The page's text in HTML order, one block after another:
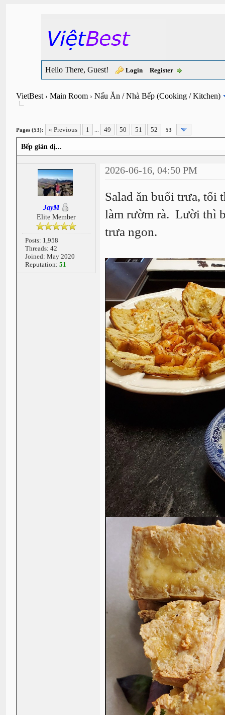
Hello There, Guest! Login Register
VietBest›Main Room ›Nấu Ăn / Nhà Bếp (Cooking / Kitchen)
Pages (53): « Previous 1 49 50 51 52 53
Bếp giản dị...
JayM
Elite Member
Posts: 1,958
Threads: 42
Joined: May 2020
Reputation: 51
2026-06-16, 04:50 PM
Salad ăn buổi trưa, tối
làm rườm rà. Lười thì
trưa ngon.